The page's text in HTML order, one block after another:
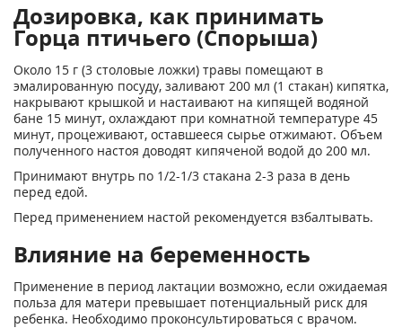
Дозировка, как принимать
Горца птичьего (Спорыша)
Около 15 г (3 столовые ложки) травы помещают в
эмалированную посуду, заливают 200 мл (1 стакан) кипятка,
накрывают крышкой и настаивают на кипящей водяной
бане 15 минут, охлаждают при комнатной температуре 45
минут, процеживают, оставшееся сырье отжимают. Объем
полученного настоя доводят кипяченой водой до 200 мл.
Принимают внутрь по 1/2-1/3 стакана 2-3 раза в день
перед едой.
Перед применением настой рекомендуется взбалтывать.
Влияние на беременность
Применение в период лактации возможно, если ожидаемая
польза для матери превышает потенциальный риск для
ребенка. Необходимо проконсультироваться с врачом.